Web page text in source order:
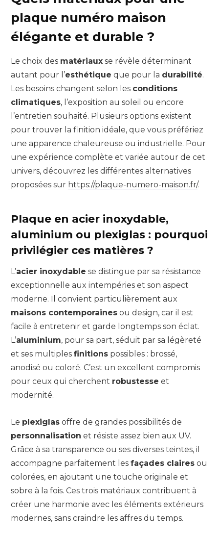
plaque numéro maison
élégante et durable ?
Le choix des matériaux se révèle déterminant
autant pour l’esthétique que pour la durabilité.
Les besoins changent selon les conditions
climatiques, l’exposition au soleil ou encore
l’entretien souhaité. Plusieurs options existent
pour trouver la finition idéale, que vous préfériez
une apparence chaleureuse ou industrielle. Pour
une expérience complète et variée autour de cet
univers, découvrez les différentes alternatives
proposées sur https://plaque-numero-maison.fr/.
Plaque en acier inoxydable,
aluminium ou plexiglas : pourquoi
privilégier ces matières ?
L’acier inoxydable se distingue par sa résistance
exceptionnelle aux intempéries et son aspect
moderne. Il convient particulièrement aux
maisons contemporaines ou design, car il est
facile à entretenir et garde longtemps son éclat.
L’aluminium, pour sa part, séduit par sa légèreté
et ses multiples finitions possibles : brossé,
anodisé ou coloré. C’est un excellent compromis
pour ceux qui cherchent robustesse et
modernité.
Le plexiglas offre de grandes possibilités de
personnalisation et résiste assez bien aux UV.
Grâce à sa transparence ou ses diverses teintes, il
accompagne parfaitement les façades claires ou
colorées, en ajoutant une touche originale et
sobre à la fois. Ces trois matériaux contribuent à
créer une harmonie avec les éléments extérieurs
modernes, sans craindre les affres du temps.